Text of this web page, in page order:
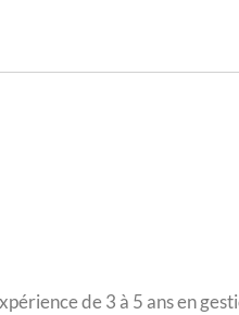
de 3 à 5 ans en